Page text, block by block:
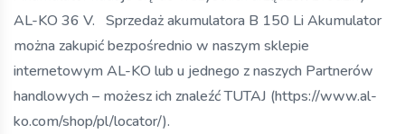
AL-KO 36 V. Sprzedaż akumulatora B 150 Li Akumulator
można zakupić bezpośrednio w naszym sklepie
internetowym AL-KO lub u jednego z naszych Partnerów
handlowych – możesz ich znaleźć TUTAJ (https://www.al-
ko.com/shop/pl/locator/).